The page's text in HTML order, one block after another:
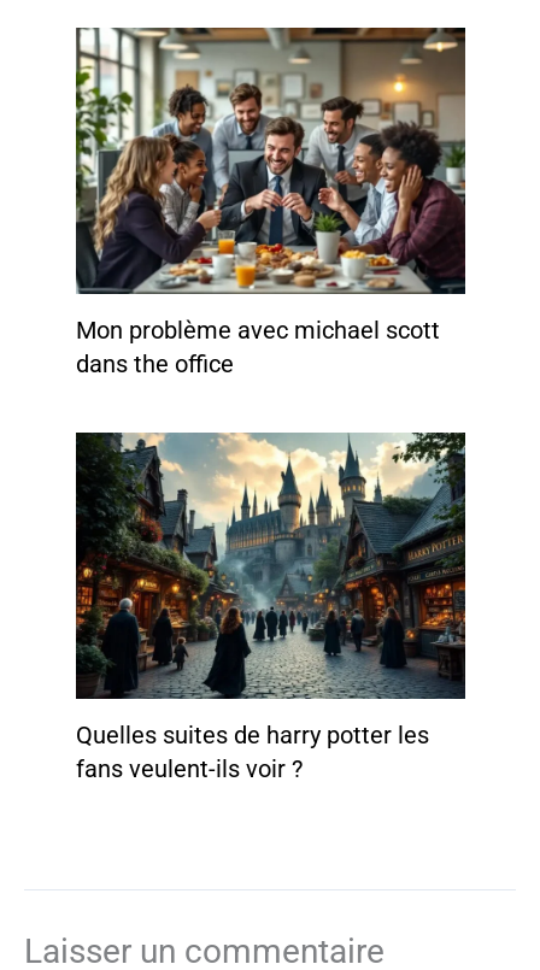
Mon problème avec michael scott
dans the office
Quelles suites de harry potter les
fans veulent-ils voir ?
Laisser un commentaire